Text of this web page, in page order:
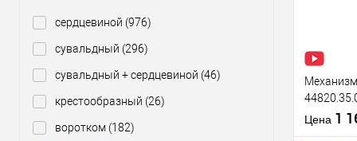
сердцевиной (976)
сувальдный (296)
сувальдный + сердцевиной (46)
крестообразный (26)
воротком (182)
В
Тип товара
Материал
Страна
Механизм
Цена 1